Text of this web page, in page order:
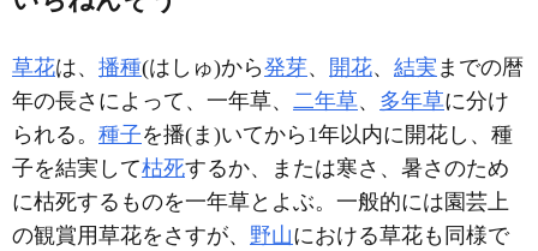
草花は、 播種(はしゅ)から発芽、 開花、 結実 までの暦
年の長さによって、一年草、 二年草、 多年草に分け
られる。 種子を播(ま)いてから1年以内に開花し、種
子を結実して枯死するか、または寒さ、暑さのため
に枯死するものを一年草とよぶ。一般的には園芸上
の観賞用草花をさすが、 野山における草花も同様で